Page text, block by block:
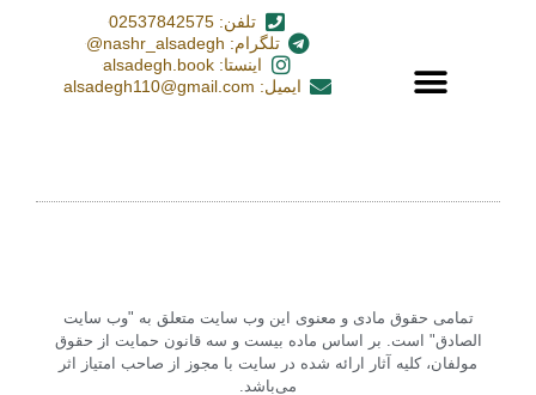
تلفن: 02537842575
تلگرام: nashr_alsadegh@
اینستا: alsadegh.book
ایمیل: alsadegh110@gmail.com
تمامی حقوق مادی و معنوی این وب سایت متعلق به "وب سایت
الصادق" است. بر اساس ماده بیست و سه قانون حمایت از حقوق
مولفان، کلیه آثار ارائه شده در سایت با مجوز از صاحب امتیاز اثر
می‌باشد.‏